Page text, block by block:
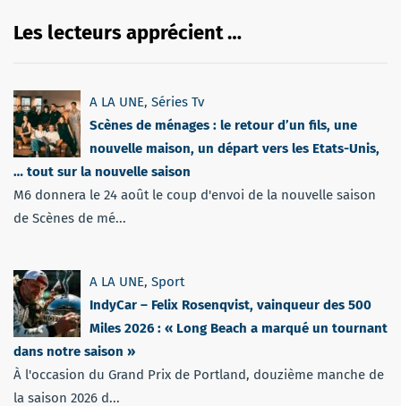
Les lecteurs apprécient …
A LA UNE, Séries Tv
Scènes de ménages : le retour d’un fils, une
nouvelle maison, un départ vers les Etats-Unis,
… tout sur la nouvelle saison
M6 donnera le 24 août le coup d'envoi de la nouvelle saison
de Scènes de mé...
A LA UNE, Sport
IndyCar – Felix Rosenqvist, vainqueur des 500
Miles 2026 : « Long Beach a marqué un tournant
dans notre saison »
À l'occasion du Grand Prix de Portland, douzième manche de
la saison 2026 d...